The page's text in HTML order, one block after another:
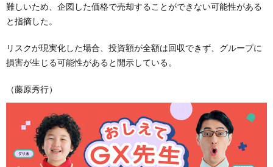
難しいため、企図した価格で売却することができない可能性がある
と指摘した。
リスクが現実化した場合、投資額が全額は回収できず、グループに
損害が生じる可能性があると開示している。
（藤原秀行）